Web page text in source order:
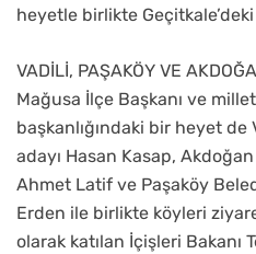
heyetle birlikte
VADİLİ, PAŞAKÖY VE
Mağusa İlçe Başkanı ve
başkanlığındaki bir heyet
adayı Hasan Kasap,
Ahmet Latif ve Paşaköy
Erden ile birlikte köyleri
olarak katılan İçişleri Bakanı